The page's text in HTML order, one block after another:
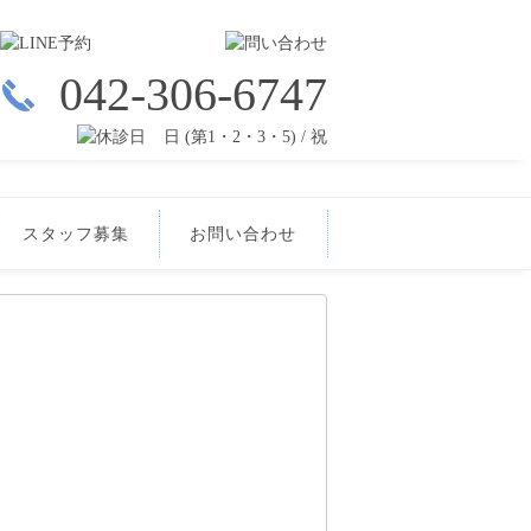
042-306-6747
日 (第1・2・3・5) / 祝
スタッフ募集 お問い合わせ